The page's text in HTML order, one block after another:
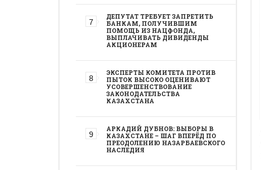
ДЕПУТАТ ТРЕБУЕТ ЗАПРЕТИТЬ
БАНКАМ, ПОЛУЧИВШИМ
ПОМОЩЬ ИЗ НАЦФОНДА,
ВЫПЛАЧИВАТЬ ДИВИДЕНДЫ
АКЦИОНЕРАМ
ЭКСПЕРТЫ КОМИТЕТА ПРОТИВ
ПЫТОК ВЫСОКО ОЦЕНИВАЮТ
УСОВЕРШЕНСТВОВАНИЕ
ЗАКОНОДАТЕЛЬСТВА
КАЗАХСТАНА
АРКАДИЙ ДУБНОВ: ВЫБОРЫ В
КАЗАХСТАНЕ – ШАГ ВПЕРЁД ПО
ПРЕОДОЛЕНИЮ НАЗАРБАЕВСКОГО
НАСЛЕДИЯ